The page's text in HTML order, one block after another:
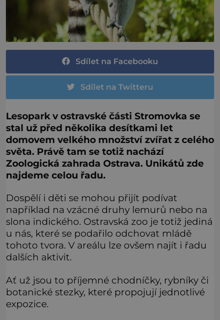
Sdílet na Facebooku
Sdílet na Twitteru
Lesopark v ostravské části Stromovka se
stal už před několika desítkami let
domovem velkého množství zvířat z celého
světa. Právě tam se totiž nachází
Zoologická zahrada Ostrava. Unikátů zde
najdeme celou řadu.
Dospělí i děti se mohou přijít podívat
například na vzácné druhy lemurů nebo na
slona indického. Ostravská zoo je totiž jediná
u nás, které se podařilo odchovat mládě
tohoto tvora. V areálu lze ovšem najít i řadu
dalších aktivit.
Ať už jsou to příjemné chodníčky, rybníky či
botanické stezky, které propojují jednotlivé
expozice.